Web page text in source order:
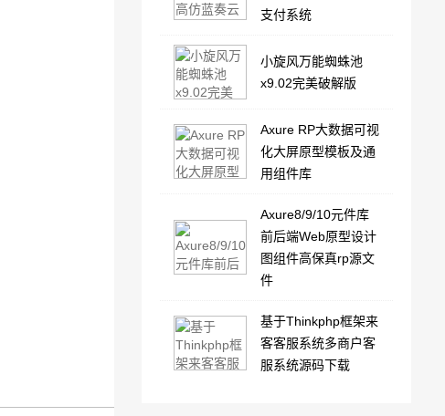
支付系统
小旋风万能蜘蛛池
x9.02完美破解版
Axure RP大数据可视
化大屏原型模板及通
用组件库
Axure8/9/10元件库
前后端Web原型设计
图组件高保真rp源文
件
基于Thinkphp框架来
客客服系统多商户客
服系统源码下载